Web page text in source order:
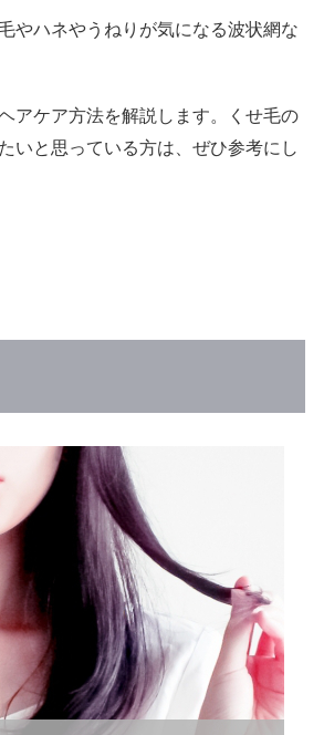
やハネやうねりが気になる波状網な
アケア方法を解説します。くせ毛の
いと思っている方は、ぜひ参考にし